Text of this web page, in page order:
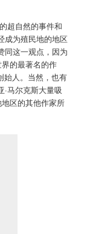
超自然的事件和
成为殖民地的地区
同这一观点，因为
的最著名的作
始人。当然，也有
·马尔克斯大量吸
区的其他作家所